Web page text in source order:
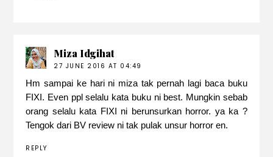
Miza Idgihat
27 JUNE 2016 AT 04:49
Hm sampai ke hari ni miza tak pernah lagi baca buku
FIXI. Even ppl selalu kata buku ni best. Mungkin sebab
orang selalu kata FIXI ni berunsurkan horror. ya ka ?
Tengok dari BV review ni tak pulak unsur horror en.
REPLY